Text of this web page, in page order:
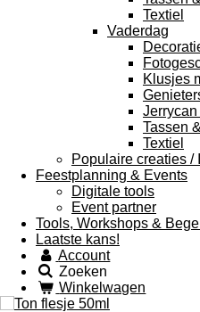
Textiel
Vaderdag
Klusjes
Tassen
Textiel
Populaire creaties /
Feestplanning & Events
Digitale tools
Event partner
Tools, Workshops &
Laatste kans!
Account
Zoeken
Winkelwagen